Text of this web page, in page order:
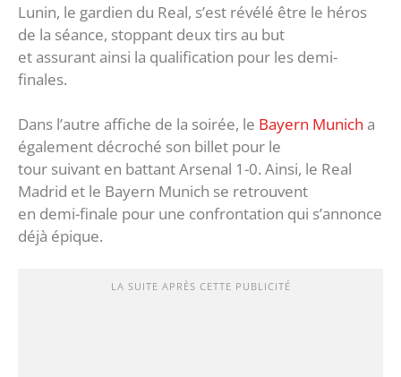
Lunin, le gardien du Real, s’est révélé être le héros
de la séance, stoppant deux tirs au but
et assurant ainsi la qualification pour les demi-
finales.
Dans l’autre affiche de la soirée, le Bayern Munich a
également décroché son billet pour le
tour suivant en battant Arsenal 1-0. Ainsi, le Real
Madrid et le Bayern Munich se retrouvent
en demi-finale pour une confrontation qui s’annonce
déjà épique.
LA SUITE APRÈS CETTE PUBLICITÉ